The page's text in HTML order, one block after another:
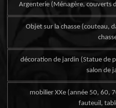
Argenterie (Ménagère, couverts
Objet sur la chasse (couteau,
décoration de jardin (Statue de
salon de
mobilier XXe (année 50, 60,
fauteuil,